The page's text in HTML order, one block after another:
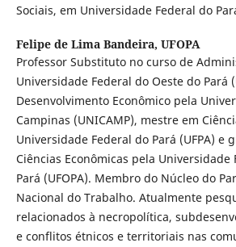
Sociais, em Universidade Federal do
Felipe de Lima Bandeira, UFOPA
Professor Substituto no curso de
Universidade Federal do Oeste do Pará
Desenvolvimento Econômico pela
Campinas (UNICAMP), mestre em
Universidade Federal do Pará (UFPA) e
Ciências Econômicas pela Universidade
Pará (UFOPA). Membro do Núcleo do
Nacional do Trabalho. Atualmente
relacionados à necropolítica,
e conflitos étnicos e territoriais nas